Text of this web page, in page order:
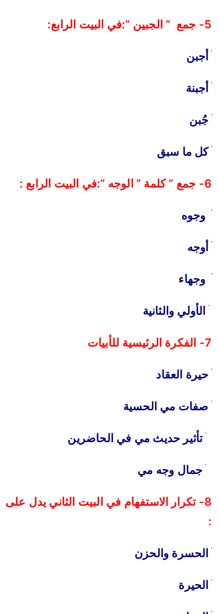
5- جمع ” الجبين “:في البيت الرابع:
ׄ أجبن
ׄ أجبنة
ׄ جُبن
ׄ كل ما سبق
6- جمع ” كلمة ” الوجه “:في البيت الرابع :
ׄ وجوه
ׄ أوجه
ׄ وجهاء
ׄ الأولي والثانية
7- الفكرة الرئيسية للأبيات
ׄ حيرة العقاد
ׄ صفات مي الحسية
ׄ تأثير حديث مي في الحاضرين
ׄ جمال وجه مي
8- تكرار الاستفهام في البيت الثاني يدل على
:
ׄ الحسرة والحزن
ׄ الحيرة